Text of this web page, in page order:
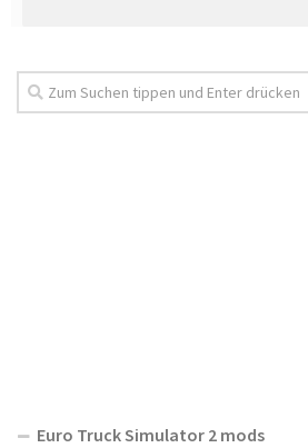
Euro Truck Simulator 2 mods